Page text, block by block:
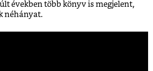
években több könyv is megjelent,
néhányat.